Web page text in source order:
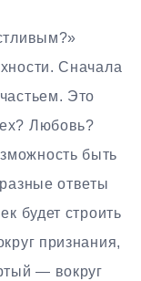
Сначала
Это
Любовь?
быть
ответы
будет строить
признания,
— вокруг